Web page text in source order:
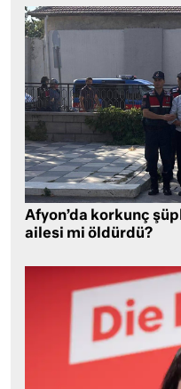
Afyon’da korkunç
ailesi mi öldürdü?